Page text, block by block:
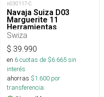
n030117-C
Navaja Suiza D03
Marguerite 11
Herramientas
Swiza
$ 39.990
en 6cuotas de $6.665sin
interés
ahorras $1.600 por
transferencia.